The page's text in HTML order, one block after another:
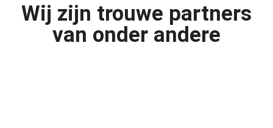
Wij zijn trouwe partners
van onder andere